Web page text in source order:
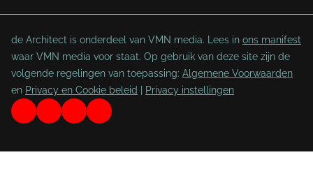
de Architect is onderdeel van VMN media. Lees in ons manifest
waar VMN media voor staat. Op gebruik van deze site zijn de
volgende regelingen van toepassing: Algemene Voorwaarden
en Privacy en Cookie beleid Privacy instellingen